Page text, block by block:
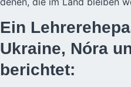
Ein
Ukraine, Nóra
berichtet: